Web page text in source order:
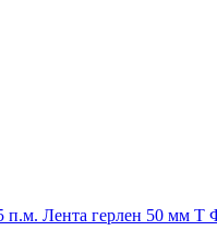
п.м. Лента герлен 50 мм Т